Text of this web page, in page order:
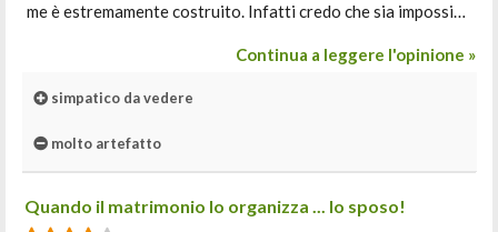
me è estremamente costruito. Infatti credo che sia impossi…
Continua a leggere l'opinione »
simpatico da vedere
molto artefatto
Quando il matrimonio lo organizza ... lo sposo!